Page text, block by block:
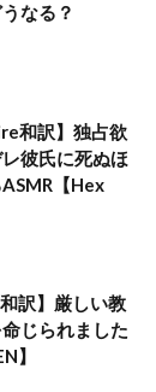
なる？
和訳】独占欲
彼氏に死ぬほ
【Hex
和訳】厳しい教
じられました
】